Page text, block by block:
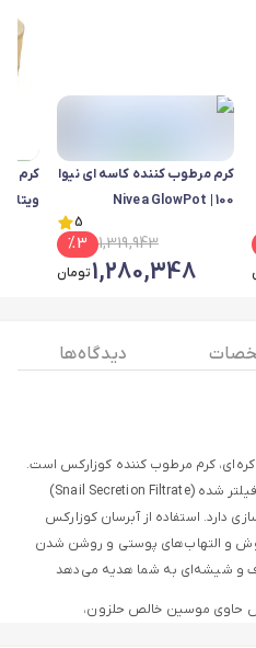
کرم مرطوب کننده کاسه ای نیوا
100 | Nivea GlowPot
5
1,319,943
%3
1,280,348تومان
کرم
دیدگاه ها
کرم مرطوب کننده کوزارکس است.
این محصول از 92 درصد عصاره حلزون فیلتر شده (Snail Secretion Filtrate)
دارد. استفاده از آبرسان کوزارکس
و التهاب‌های پوستی و روشن شدن
و شیشه‌ای به شما هدیه می‌دهد
حاوی موسین خالص حلزون،